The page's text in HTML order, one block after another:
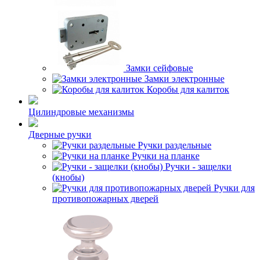
Замки сейфовые
Замки электронные
Коробы для калиток
Цилиндровые механизмы
Дверные ручки
Ручки раздельные
Ручки на планке
Ручки - защелки
(кнобы)
Ручки для
противопожарных дверей